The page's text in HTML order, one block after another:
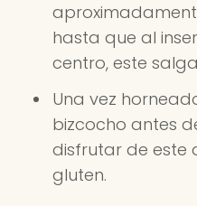
hasta que al
centro, este
Una vez
bizcocho antes
disfrutar de este
gluten.